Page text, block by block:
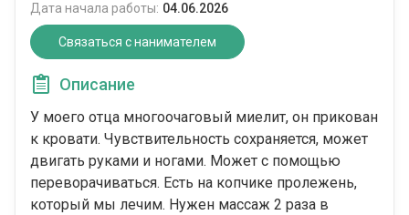
Дата начала работы: 04.06.2026
Связаться с нанимателем
Описание
У моего отца многоочаговый миелит, он прикован
к кровати. Чувствительность сохраняется, может
двигать руками и ногами. Может с помощью
переворачиваться. Есть на копчике пролежень,
который мы лечим. Нужен массаж 2 раза в